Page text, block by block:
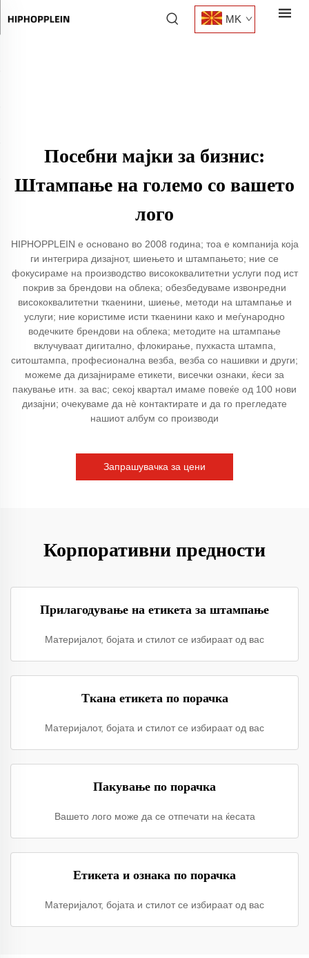
MK
Посебни мајки за бизнис:
Штампање на големо со вашето
лого
HIPHOPPLEIN е основано во 2008 година; тоа е компанија која
ги интегрира дизајнот, шиењето и штампањето; ние се
фокусираме на производство висококвалитетни услуги под ист
покрив за брендови на облека; обезбедуваме извонредни
висококвалитетни ткаенини, шиење, методи на штампање и
услуги; ние користиме исти ткаенини како и меѓународно
водечките брендови на облека; методите на штампање
вклучуваат дигитално, флокирање, пухкаста штампа,
ситоштампа, професионална везба, везба со нашивки и други;
можеме да дизајнираме етикети, висечки ознаки, ќеси за
пакување итн. за вас; секој квартал имаме повеќе од 100 нови
дизајни; очекуваме да нѐ контактирате и да го прегледате
нашиот албум со производи
Запрашувачка за цени
Корпоративни предности
Прилагодување на етикета за штампање
Материјалот, бојата и стилот се избираат од вас
Ткана етикета по порачка
Материјалот, бојата и стилот се избираат од вас
Пакување по порачка
Вашето лого може да се отпечати на ќесата
Етикета и ознака по порачка
Материјалот, бојата и стилот се избираат од вас